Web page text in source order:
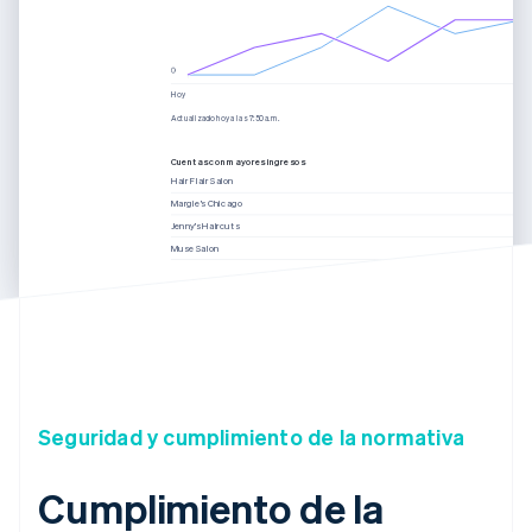
Hoy
Actualizado hoy a las 7:50 a.m.
Cuentas con mayores ingresos
Hair Flair Salon
Margie’s Chicago
Jenny’s Haircuts
Muse Salon
Seguridad y cumplimiento de la normativa
Cumplimiento de la